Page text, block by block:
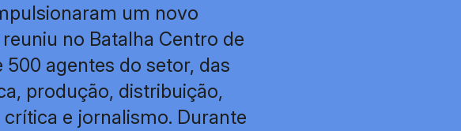
um novo
no Batalha Centro de
500 agentes do setor, das
produção, distribuição,
e jornalismo. Durante